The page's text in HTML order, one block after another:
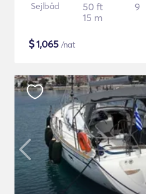
Sejlbåd
50 ft
15 m
9
$1,065 /nat